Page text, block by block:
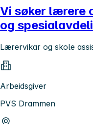
Vi søker lærere
og
Lærervikar og skole
Arbeidsgiver
PVS Drammen